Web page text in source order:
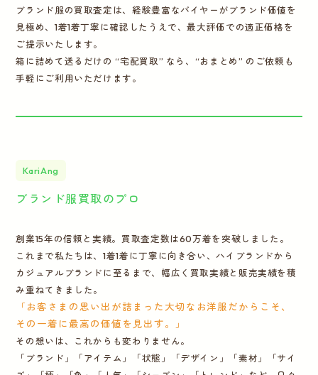
ブランド服の買取査定は、経験豊富なバイヤーがブランド価値を
見極め、1着1着丁寧に確認したうえで、最大評価での適正価格を
ご提示いたします。
箱に詰めて送るだけの “宅配買取” なら、“おまとめ” のご依頼も
手軽にご利用いただけます。
KariAng
ブランド服買取のプロ
創業15年の信頼と実績。買取査定数は60万着を突破しました。
これまで私たちは、1着1着に丁寧に向き合い、ハイブランドから
カジュアルブランドに至るまで、幅広く買取実績と販売実績を積
み重ねてきました。
「お客さまの思い出が詰まった大切なお洋服だからこそ、
その一着に最高の価値を見出す。」
その想いは、これからも変わりません。
「ブランド」「アイテム」「状態」「デザイン」「素材」「サイ